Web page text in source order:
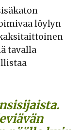
löylyn
tavalla